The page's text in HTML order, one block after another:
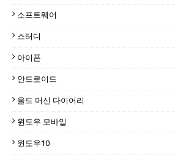
소프트웨어
스터디
아이폰
안드로이드
올드 머신 다이어리
윈도우 모바일
윈도우10